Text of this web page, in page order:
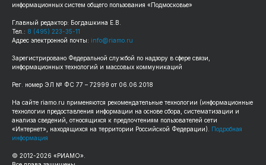
информационных систем общего пользования «Подмосковье»
Главный редактор: Богдашкина Е.В.
Тел.: 8 (495) 223-35-11
Адрес электронной почты: info@riamo.ru
Зарегистрировано Федеральной службой по надзору в сфере связи,
информационных технологий и массовых коммуникаций
Рег. номер ЭЛ № ФС 77 – 72999 от 06.06.2018
На сайте riamo.ru применяются рекомендательные технологии (информационные
технологии предоставления информации на основе сбора, систематизации и
анализа сведений, относящихся к предпочтениям пользователей сети
«Интернет», находящихся на территории Российской Федерации). Подробная
информация
© 2012-2026 «РИАМО».